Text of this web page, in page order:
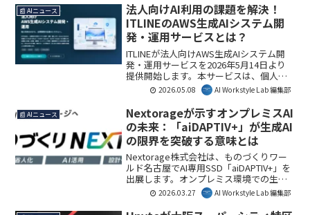
📰 AIニュース
法人向けAI利用の課題を解決！
ITLINEのAWS生成AIシステム開
発・運用サービスとは？
ITLINEが法人向けAWS生成AIシステム開
発・運用サービスを2026年5月14日より
提供開始します。本サービスは、個人利
用のAIが抱えるセキュリティやガバナン
スの課題を解決し、企業が安全にAIを業
務へ導入できる基盤を提供します。AI
Workstyle Lab編集部としては、企業がAI
を本格導入する上で不可欠な、ガバナン
スとセキュリティを両立するソリューシ
ョンとして注目しています。
2026.05.08 AI Workstyle Lab 編集部
📰 AIニュース
Nextorageが示すオンプレミスAI
の未来：「aiDAPTIV+」が生成AI
の限界を突破する意味とは
Nextorage株式会社は、ものづくりワー
ルド名古屋でAI専用SSD「aiDAPTIV+」を
出展します。オンプレミス環境での生成
AI活用におけるGPUのVRAM不足を補完
し、効率的なAI運用を支援するこのソリ
ューションは、多くの製造業企業にとっ
2026.03.27 AI Workstyle Lab 編集部